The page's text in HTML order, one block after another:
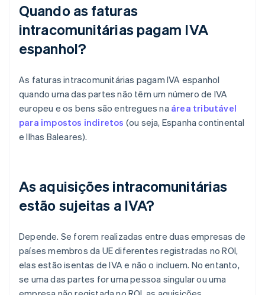
Quando as faturas
intracomunitárias pagam IVA
espanhol?
As faturas intracomunitárias pagam IVA espanhol
quando uma das partes não têm um número de IVA
europeu e os bens são entregues na área tributável
para impostos indiretos (ou seja, Espanha continental
e Ilhas Baleares).
As aquisições intracomunitárias
estão sujeitas a IVA?
Depende. Se forem realizadas entre duas empresas de
países membros da UE diferentes registradas no ROI,
elas estão isentas de IVA e não o incluem. No entanto,
se uma das partes for uma pessoa singular ou uma